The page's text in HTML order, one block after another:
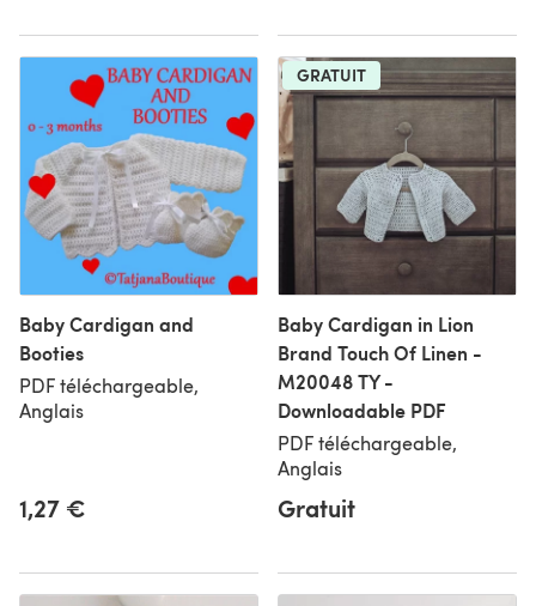
Baby Cardigan and
Booties
PDF téléchargeable,
Anglais
1,27 €
GRATUIT
Baby Cardigan in Lion
Brand Touch Of Linen -
M20048 TY -
Downloadable PDF
PDF téléchargeable,
Anglais
Gratuit